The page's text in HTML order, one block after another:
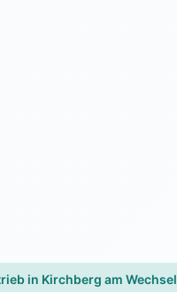
in Kirchberg am Wechsel